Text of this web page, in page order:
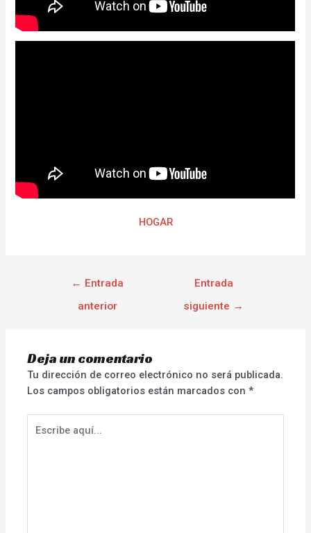
HOGAR
← Entrada
anterior
Entrada
siguiente →
Deja un comentario
Tu dirección de correo electrónico no será publicada.
Los campos obligatorios están marcados con*
aquí...